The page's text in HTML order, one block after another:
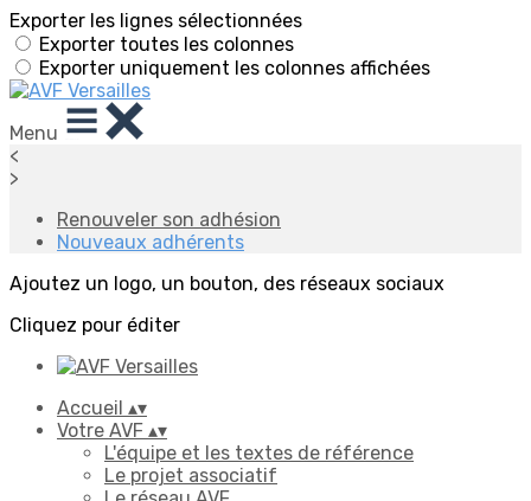
Exporter les lignes sélectionnées
Exporter toutes les colonnes
Exporter uniquement les colonnes affichées
Menu
<
>
Renouveler son adhésion
Nouveaux adhérents
Ajoutez un logo, un bouton, des réseaux sociaux
Cliquez pour éditer
Accueil ▴▾
Votre AVF ▴▾
L'équipe et les textes de référence
Le projet associatif